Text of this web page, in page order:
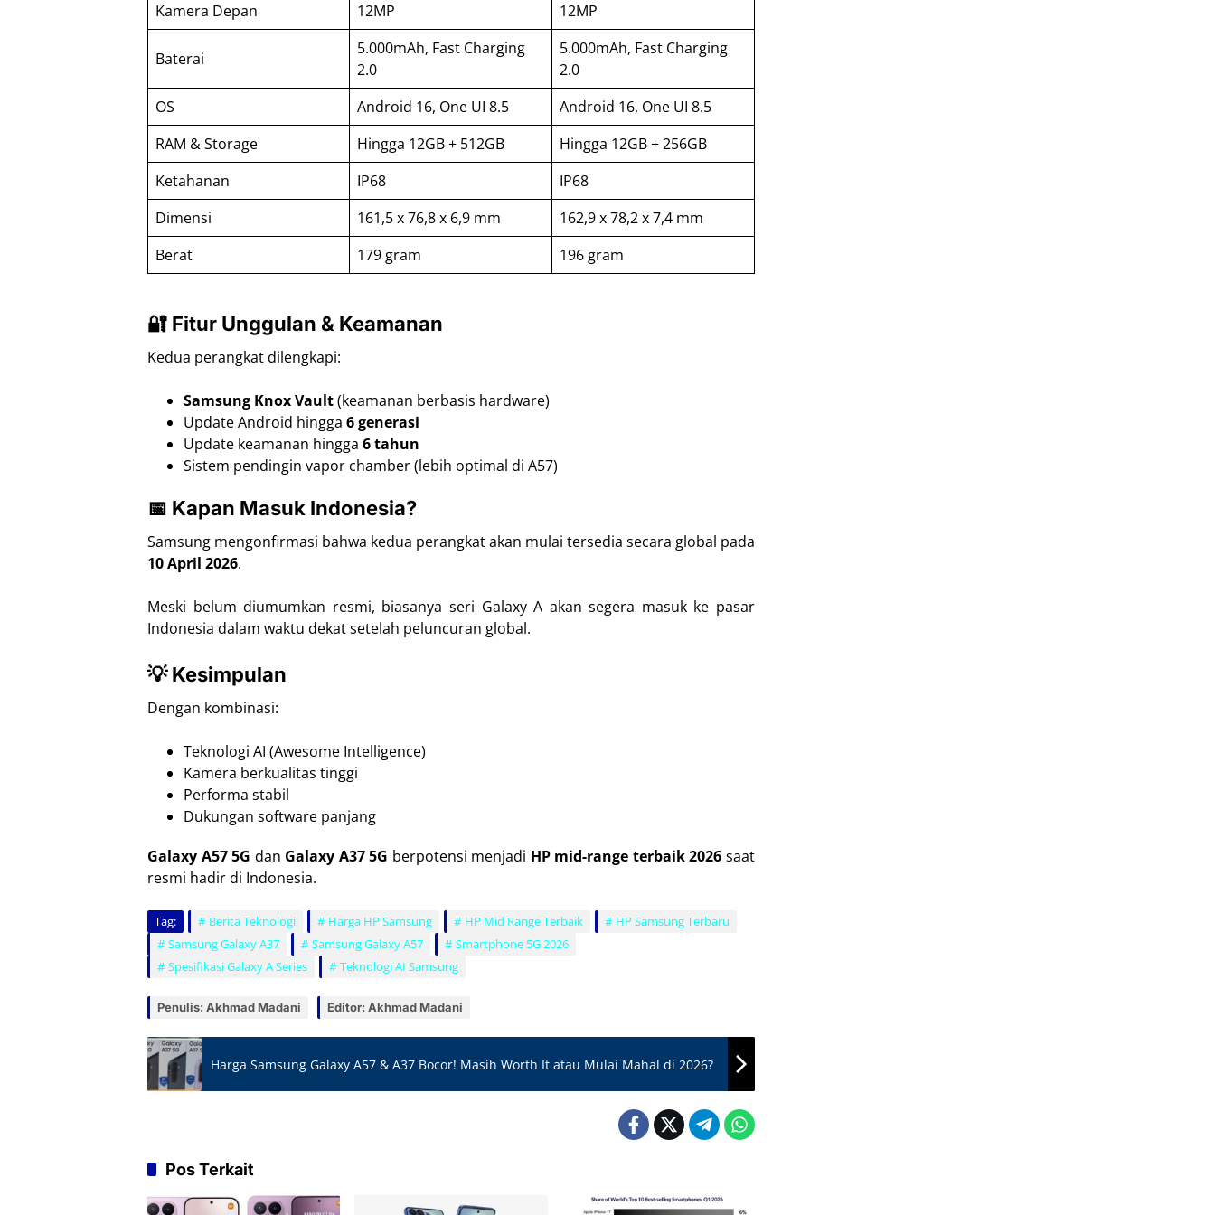
Kamera Depan
12MP 12MP
Baterai
5.000mAh, Fast Charging
2.0
5.000mAh, Fast Charging
2.0
OS
Android 16, One UI 8.5
Android 16, One UI 8.5
RAM & Storage
Hingga 12GB + 512GB
Hingga 12GB + 256GB
Ketahanan
IP68
IP68
Dimensi
161,5 x 76,8 x 6,9 mm
162,9 x 78,2 x 7,4 mm
Berat
179 gram 196 gram
🔐 Fitur Unggulan & Keamanan
Kedua perangkat dilengkapi:
Samsung Knox Vault(keamanan berbasis hardware)
Update Android hingga 6 generasi
Update keamanan hingga 6 tahun
Sistem pendingin vapor chamber (lebih optimal di A57)
📅 Kapan Masuk Indonesia?
Samsung mengonfirmasi bahwa kedua perangkat akan mulai tersedia secara global pada
10 April 2026.
Meski belum diumumkan resmi, biasanya seri Galaxy A akan segera masuk ke pasar
Indonesia dalam waktu dekat setelah peluncuran global.
💡 Kesimpulan
Dengan kombinasi:
Teknologi AI (Awesome Intelligence)
Kamera berkualitas tinggi
Performa stabil
Dukungan software panjang
Galaxy A57 5G dan Galaxy A37 5G berpotensi menjadi HP mid-range terbaik 2026 saat
resmi hadir di Indonesia.
Tag: Berita Teknologi Harga HP Samsung HP Mid Range Terbaik
HP Samsung Terbaru
Samsung Galaxy A37
Samsung Galaxy A57
Smartphone 5G 2026
Spesifikasi Galaxy A Series
Teknologi AI Samsung
Penulis: Akhmad Madani Editor: Akhmad Madani
Harga Samsung Galaxy A57 & A37 Bocor! Masih Worth It atau Mulai Mahal di 2026?
Pos Terkait